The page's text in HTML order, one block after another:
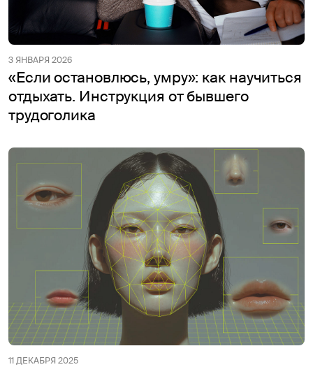
3 ЯНВАРЯ 2026
«Если остановлюсь, умру»: как научиться
отдыхать. Инструкция от бывшего
трудоголика
11 ДЕКАБРЯ 2025